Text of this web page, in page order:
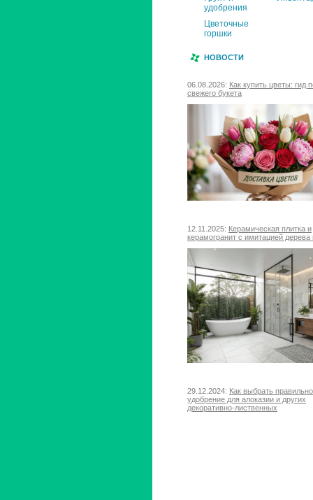
удобрения
Цветочные
горшки
НОВОСТИ
06.08.2026: Как купить цветы: гид
свежего букета
12.11.2025: Керамическая плитка и
керамогранит с имитацией дерева
29.12.2024: Как выбрать
удобрение для алоказии и других
декоративно-лиственных